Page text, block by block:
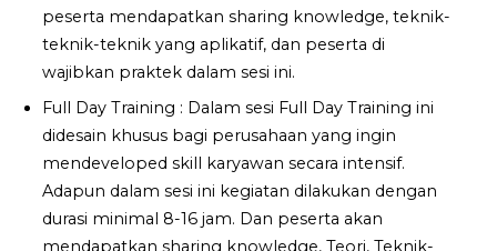
peserta mendapatkan sharing knowledge, teknik-
teknik-teknik yang aplikatif, dan peserta di
wajibkan praktek dalam sesi ini.
Full Day Training : Dalam sesi Full Day Training ini
didesain khusus bagi perusahaan yang ingin
mendeveloped skill karyawan secara intensif.
Adapun dalam sesi ini kegiatan dilakukan dengan
durasi minimal 8-16 jam. Dan peserta akan
mendapatkan sharing knowledge, Teori, Teknik-